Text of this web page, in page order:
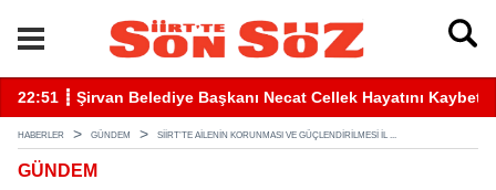
22:41 ┋ Siirt’te Baraj Sularının Yükselmesiyle Mahsur Kalan
HABERLER GÜNDEM SIIRT’TE AILENIN KORUNMASI VE GÜÇLENDIRILMESI İL ...
GÜNDEM